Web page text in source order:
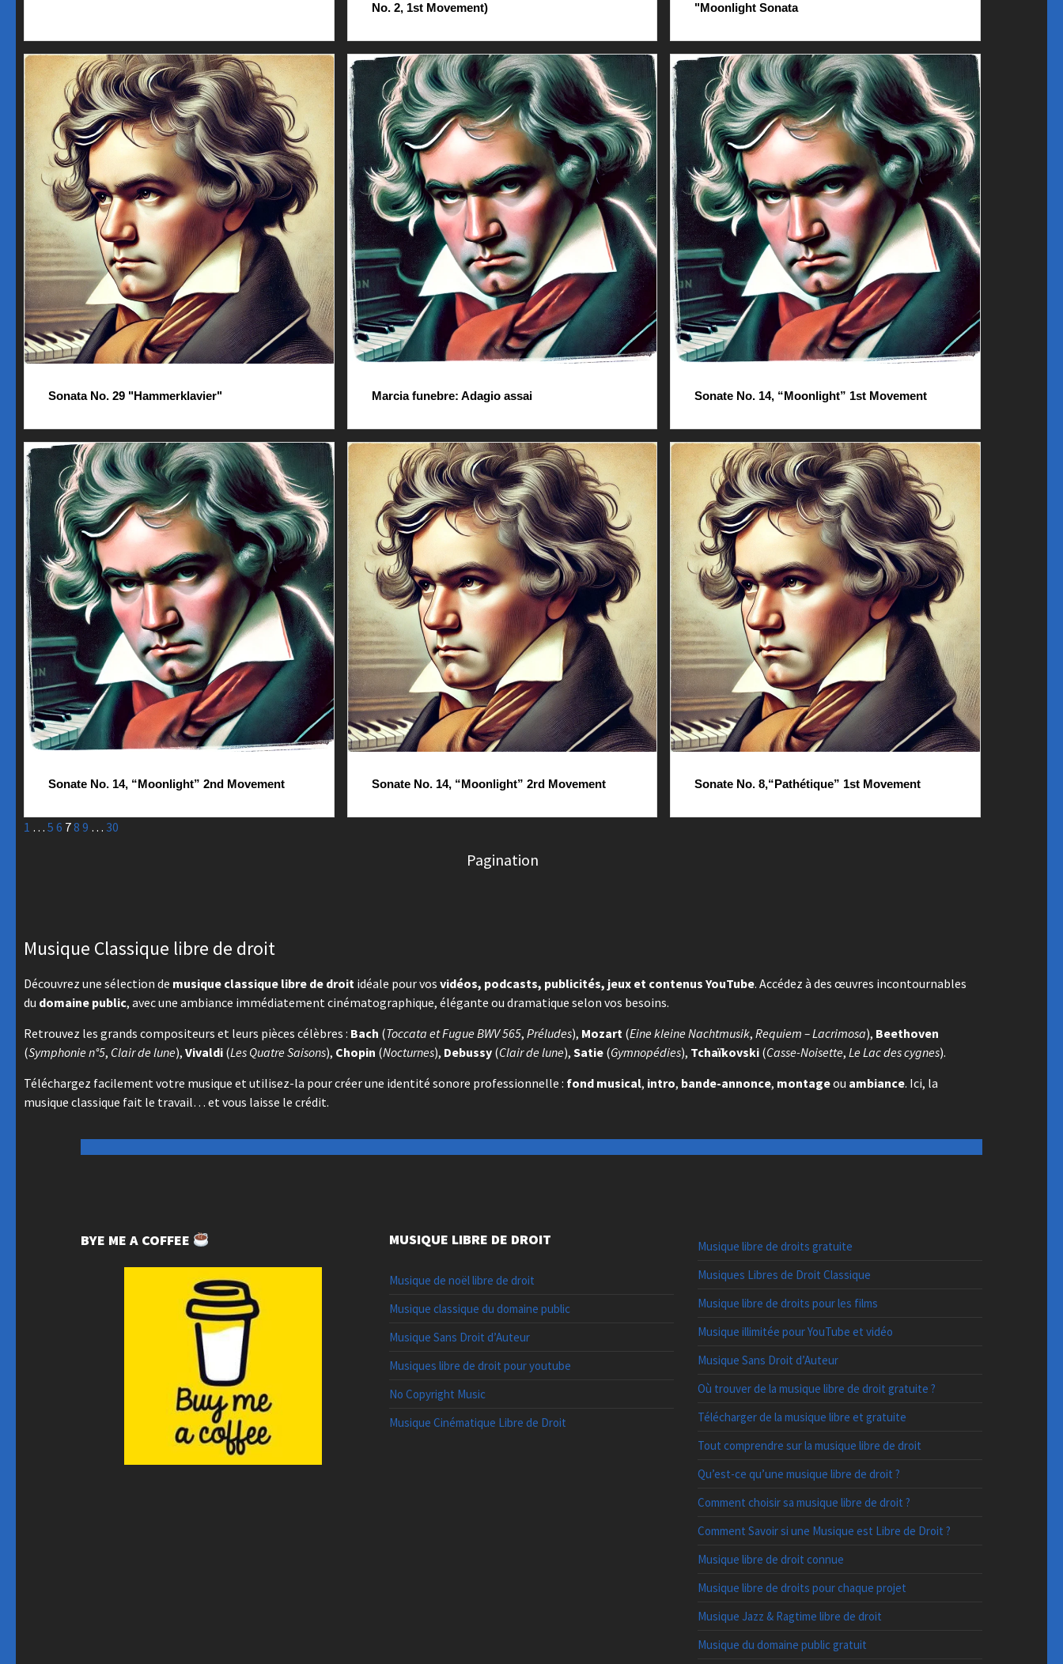
No. 2, 1st Movement)
"Moonlight Sonata
Sonata No. 29 "Hammerklavier" Marcia funebre: Adagio assai Sonate No. 14, “Moonlight” 1st Movement
Sonate No. 14, “Moonlight” 2nd Movement Sonate No. 14, “Moonlight” 2rd Movement Sonate No. 8,“Pathétique” 1st Movement
1 … 5 6 78 9 … 30
Pagination
Musique Classique libre de droit
Découvrez une sélection de musique classique libre de droit idéale pour vos vidéos, podcasts, publicités, jeux et contenus YouTube. Accédez à des œuvres incontournables
du domaine public, avec une ambiance immédiatement cinématographique, élégante ou dramatique selon vos besoins.
Retrouvez les grands compositeurs et leurs pièces célèbres : Bach (Toccata et Fugue BWV 565, Préludes), Mozart (Eine kleine Nachtmusik, Requiem – Lacrimosa), Beethoven
(Symphonie n°5, Clair de lune), Vivaldi (Les Quatre Saisons), Chopin (Nocturnes), Debussy (Clair de lune), Satie (Gymnopédies), Tchaïkovski (Casse-Noisette, Le Lac des cygnes).
Téléchargez facilement votre musique et utilisez-la pour créer une identité sonore professionnelle : fond musical, intro, bande-annonce, montageou ambiance. Ici, la
musique classique fait le travail… et vous laisse le crédit.
BYE ME A COFFEE MUSIQUE LIBRE DE DROIT
Musique de noël libre de droit
Musique classique du domaine public
Musique Sans Droit d’Auteur
Musiques libre de droit pour youtube
No Copyright Music
Musique Cinématique Libre de Droit
Musique libre de droits gratuite
Musiques Libres de Droit Classique
Musique libre de droits pour les films
Musique illimitée pour YouTube et vidéo
Musique Sans Droit d’Auteur
Où trouver de la musique libre de droit gratuite ?
Télécharger de la musique libre et gratuite
Tout comprendre sur la musique libre de droit
Qu’est-ce qu’une musique libre de droit ?
Comment choisir sa musique libre de droit ?
Comment Savoir si une Musique est Libre de Droit ?
Musique libre de droit connue
Musique libre de droits pour chaque projet
Musique Jazz & Ragtime libre de droit
Musique du domaine public gratuit